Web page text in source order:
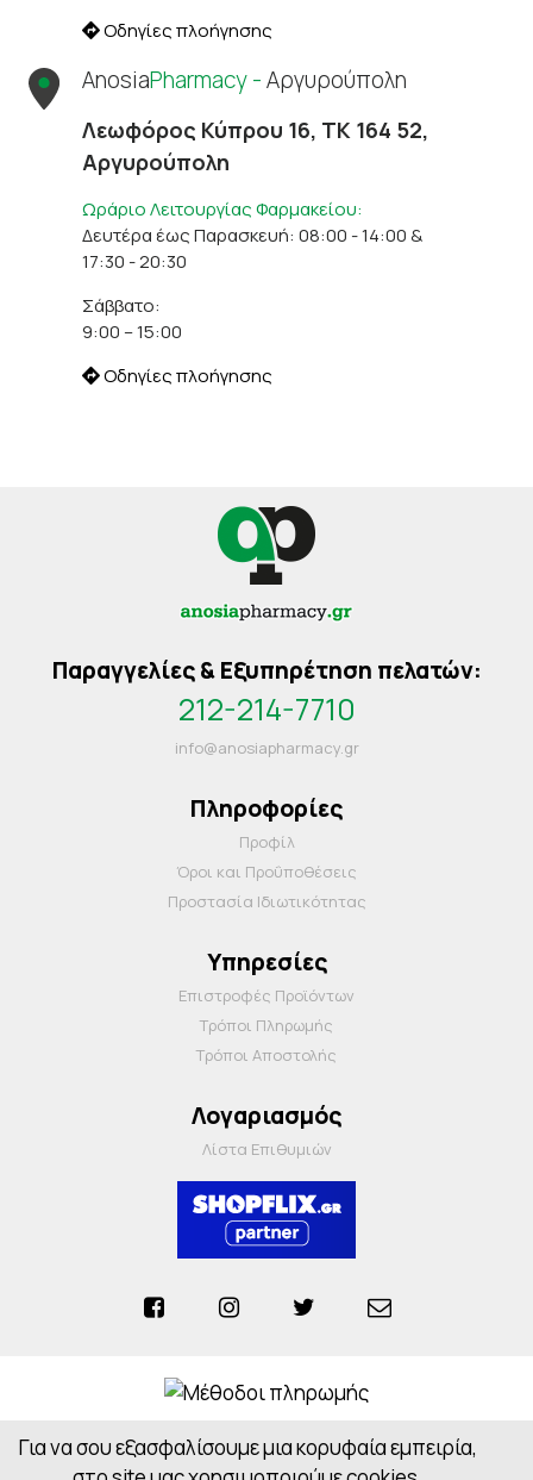
Οδηγίες πλοήγησης
AnosiaPharmacy -Αργυρούπολη
Λεωφόρος Κύπρου 16, ΤΚ 164 52,
Αργυρούπολη
Ωράριο Λειτουργίας Φαρμακείου:
Δευτέρα έως Παρασκευή: 08:00 - 14:00 &
17:30 - 20:30
Σάββατο:
9:00 – 15:00
Οδηγίες πλοήγησης
Παραγγελίες & Εξυπηρέτηση πελατών:
212-214-7710
info@anosiapharmacy.gr
Πληροφορίες
Προφίλ
Όροι και Προΰποθέσεις
Προστασία Ιδιωτικότητας
Υπηρεσίες
Επιστροφές Προϊόντων
Τρόποι Πληρωμής
Τρόποι Αποστολής
Λογαριασμός
Λίστα Επιθυμιών
Anosiapharmacy © 2026 - All Rights Reserved
Powered byCloudOn
Για να σου εξασφαλίσουμε μια κορυφαία εμπειρία,